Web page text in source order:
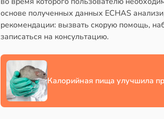
основе полученных данных ECHAS
рекомендации: вызвать скорую помощь,
записаться на консультацию.
Калорийная пища улучшила